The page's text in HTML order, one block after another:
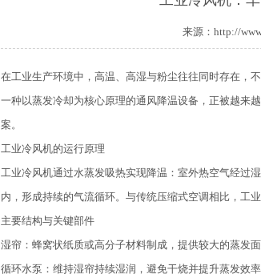
来源： http://
在工业生产环境中，高温、高湿与粉尘往往同时存在，
一种以蒸发冷却为核心原理的通风降温设备，正被越来
案。
工业冷风机的运行原理
工业冷风机通过水蒸发吸热实现降温：室外热空气经过
内，形成持续的气流循环。与传统压缩式空调相比，工
主要结构与关键部件
湿帘：蜂窝状纸质或高分子材料制成，提供较大的蒸发
循环水泵：维持湿帘持续湿润，避免干烧并提升蒸发效率